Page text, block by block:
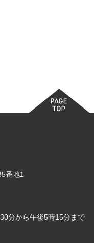
番地1
分から午後5時15分まで